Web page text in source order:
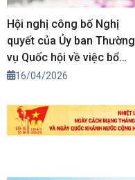
Hội nghị công bố Nghị
quyết của Ủy ban Thường
vụ Quốc hội về việc bổ
nhiệm lại Phó Tổng Kiểm
Dung
16/04/2026